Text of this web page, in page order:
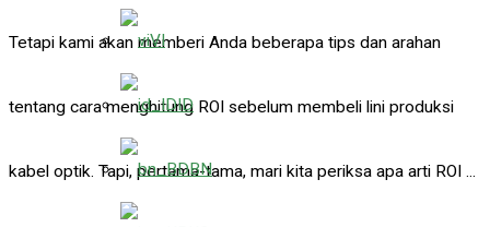
VI
ID
BN
Tetapi kami akan memberi Anda beberapa tips dan arahan
tentang cara menghitung ROI sebelum membeli lini produksi
kabel optik. Tapi, pertama-tama, mari kita periksa apa arti ROI ...